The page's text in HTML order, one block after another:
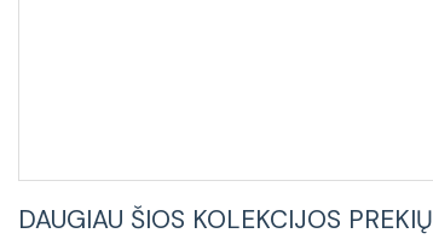
DAUGIAU ŠIOS KOLEKCIJOS PREKIŲ